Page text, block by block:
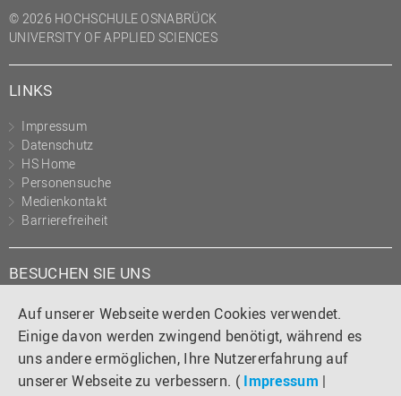
Auf unserer Webseite werden Cookies verwendet.
Einige davon werden zwingend benötigt, während es
uns andere ermöglichen, Ihre Nutzererfahrung auf
unserer Webseite zu verbessern. ( Impressum |
© 2026 HOCHSCHULE OSNABRÜCK
UNIVERSITY OF APPLIED SCIENCES
LINKS
Impressum
Datenschutz
HS Home
Personensuche
Medienkontakt
Barrierefreiheit
BESUCHEN SIE UNS
Instagram
TiktokLinkedIn
YouTube
Facebook